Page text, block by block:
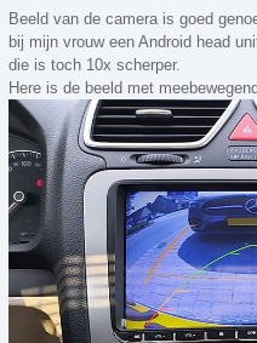
Beeld van de camera is goed
bij mijn vrouw een Android head
die is toch 10x scherper.
Here is de beeld met